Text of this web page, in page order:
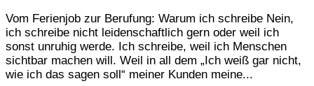
Vom Ferienjob zur Berufung: Warum ich schreibe Nein,
ich schreibe nicht leidenschaftlich gern oder weil ich
sonst unruhig werde. Ich schreibe, weil ich Menschen
sichtbar machen will. Weil in all dem „Ich weiß gar nicht,
wie ich das sagen soll“ meiner Kunden meine...